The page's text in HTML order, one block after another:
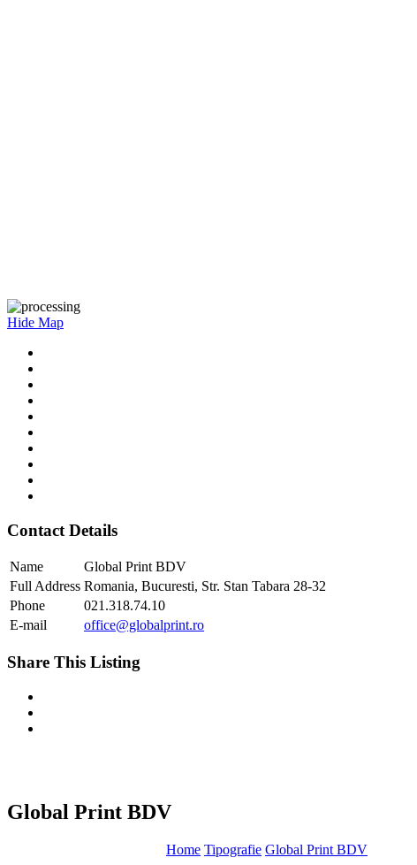
Hide Map
Contact Details
Name
Global Print BDV
Full Address Romania, Bucuresti, Str. Stan Tabara 28-32
Phone
021.318.74.10
E-mail
office@globalprint.ro
Share This Listing
Global Print BDV
Home Tipografie Global Print BDV